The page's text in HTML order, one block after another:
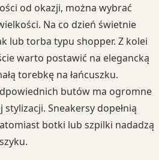
od okazji, można wybrać
Na co dzień świetnie
lub torba typu shopper. Z kolei
warto postawić na elegancką
torebkę na łańcuszku.
butów ma ogromne
stylizacji. Sneakersy dopełnią
botki lub szpilki nadadzą